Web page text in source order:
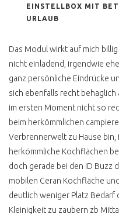
EINSTELLBOX MIT
URLAUB
Das Modul wirkt auf mich
nicht einladend, irgendwie
ganz persönliche Eindrücke
sich ebenfalls recht
im ersten Moment nicht so
beim herkömmlichen
Verbrennerwelt zu Hause
herkömmliche Kochflächen
doch gerade bei den ID Buzz
mobilen Ceran Kochfläche
deutlich weniger Platz Bedarf
Kleinigkeit zu zaubern zb